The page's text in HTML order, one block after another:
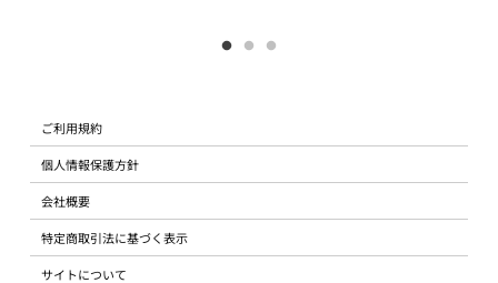
ご利用規約
個人情報保護方針
会社概要
特定商取引法に基づく表示
サイトについて